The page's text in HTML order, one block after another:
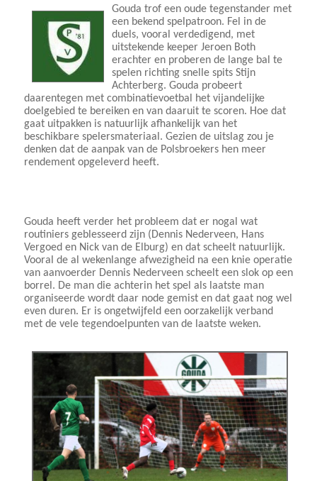
Gouda trof een oude tegenstander met
een bekend spelpatroon. Fel in de
duels, vooral verdedigend, met
uitstekende keeper Jeroen Both
erachter en proberen de lange bal te
spelen richting snelle spits Stijn
Achterberg. Gouda probeert
daarentegen met combinatievoetbal het vijandelijke
doelgebied te bereiken en van daaruit te scoren. Hoe dat
gaat uitpakken is natuurlijk afhankelijk van het
beschikbare spelersmateriaal. Gezien de uitslag zou je
denken dat de aanpak van de Polsbroekers hen meer
rendement opgeleverd heeft.
Gouda heeft verder het probleem dat er nogal wat
routiniers geblesseerd zijn (Dennis Nederveen, Hans
Vergoed en Nick van de Elburg) en dat scheelt natuurlijk.
Vooral de al wekenlange afwezigheid na een knie operatie
van aanvoerder Dennis Nederveen scheelt een slok op een
borrel. De man die achterin het spel als laatste man
organiseerde wordt daar node gemist en dat gaat nog wel
even duren. Er is ongetwijfeld een oorzakelijk verband
met de vele tegendoelpunten van de laatste weken.